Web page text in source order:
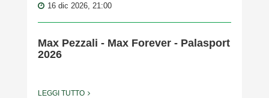
16 dic 2026, 21:00
Max Pezzali - Max Forever - Palasport
2026
LEGGI TUTTO